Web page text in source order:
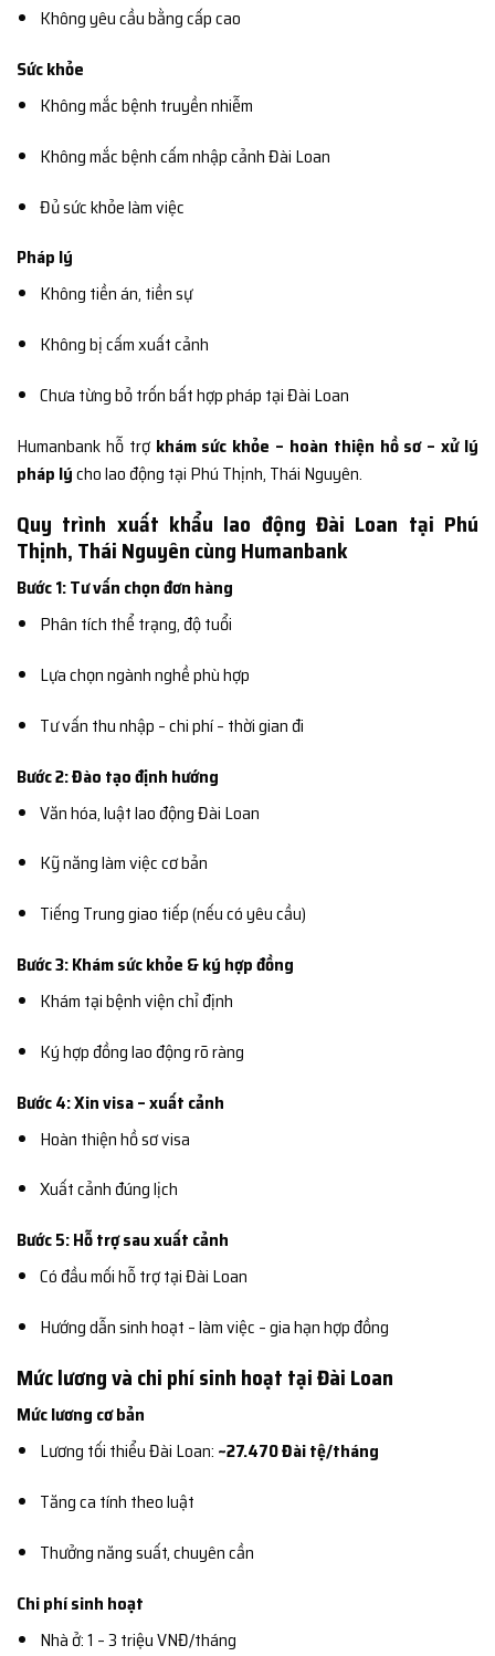
Không yêu cầu bằng cấp cao
Sức khỏe
Không mắc bệnh truyền nhiễm
Không mắc bệnh cấm nhập cảnh Đài Loan
Đủ sức khỏe làm việc
Pháp lý
Không tiền án, tiền sự
Không bị cấm xuất cảnh
Chưa từng bỏ trốn bất hợp pháp tại Đài Loan
Humanbank hỗ trợ khám sức khỏe – hoàn thiện hồ sơ – xử lý
pháp lýcho lao động tại Phú Thịnh, Thái Nguyên.
Quy trình xuất khẩu lao động Đài Loan tại Phú
Thịnh, Thái Nguyên cùng Humanbank
Bước 1: Tư vấn chọn đơn hàng
Phân tích thể trạng, độ tuổi
Lựa chọn ngành nghề phù hợp
Tư vấn thu nhập – chi phí – thời gian đi
Bước 2: Đào tạo định hướng
Văn hóa, luật lao động Đài Loan
Kỹ năng làm việc cơ bản
Tiếng Trung giao tiếp (nếu có yêu cầu)
Bước 3: Khám sức khỏe & ký hợp đồng
Khám tại bệnh viện chỉ định
Ký hợp đồng lao động rõ ràng
Bước 4: Xin visa – xuất cảnh
Hoàn thiện hồ sơ visa
Xuất cảnh đúng lịch
Bước 5: Hỗ trợ sau xuất cảnh
Có đầu mối hỗ trợ tại Đài Loan
Hướng dẫn sinh hoạt – làm việc – gia hạn hợp đồng
Mức lương và chi phí sinh hoạt tại Đài Loan
Mức lương cơ bản
Lương tối thiểu Đài Loan: ~27.470 Đài tệ/tháng
Tăng ca tính theo luật
Thưởng năng suất, chuyên cần
Chi phí sinh hoạt
Nhà ở: 1 – 3 triệu VNĐ/tháng